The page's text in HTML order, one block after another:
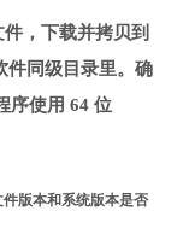
，下载并拷贝到
件同级目录里。确
序使用 64 位
版本和系统版本是否